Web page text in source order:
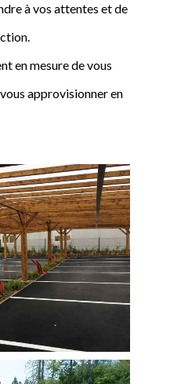
à vos attentes et de
en mesure de vous
approvisionner en